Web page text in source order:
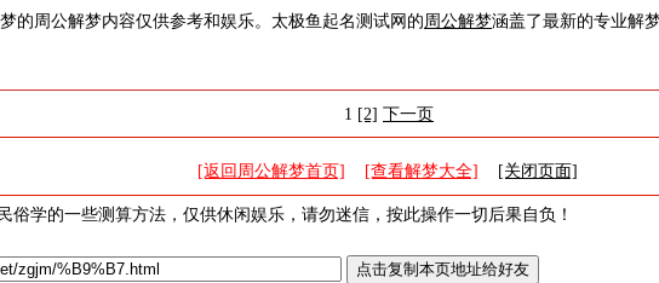
的周公解梦内容仅供参考和娱乐。太极鱼起名测试网的周公解梦涵盖了最新的专业解
1 [2] 下一页
[返回周公解梦首页] [查看解梦大全] [关闭页面]
俗学的一些测算方法，仅供休闲娱乐，请勿迷信，按此操作一切后果自负！